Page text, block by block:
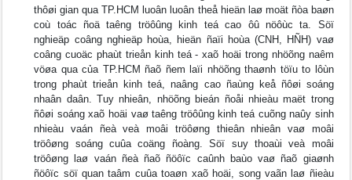
thôøi gian qua TP.HCM luoân luoân theå hieän laø moät ñòa baøn
coù toác ñoä taêng tröôûng kinh teá cao ôû nöôùc ta. Söï
nghieäp coâng nghieäp hoùa, hieän ñaïi hoùa (CNH, HÑH) vaø
coâng cuoäc phaùt trieån kinh teá - xaõ hoäi trong nhöõng naêm
vöøa qua của TP.HCM ñaõ ñem laïi nhöõng thaønh töïu to lôùn
trong phaùt trieån kinh teá, naâng cao ñaùng keå ñôøi soáng
nhaân daân. Tuy nhieân, nhöõng bieán ñoåi nhieàu maët trong
ñôøi soáng xaõ hoäi vaø taêng tröôûng kinh teá cuõng naûy sinh
nhieàu vaán ñeà veà moâi tröôøng thieân nhieân vaø moâi
tröôøng soáng cuûa coäng ñoàng. Söï suy thoaùi veà moâi
tröôøng laø vaán ñeà ñaõ ñöôïc caûnh baùo vaø ñaõ giaønh
ñöôïc söï quan taâm cuûa toaøn xaõ hoäi, song vaãn laø ñieàu